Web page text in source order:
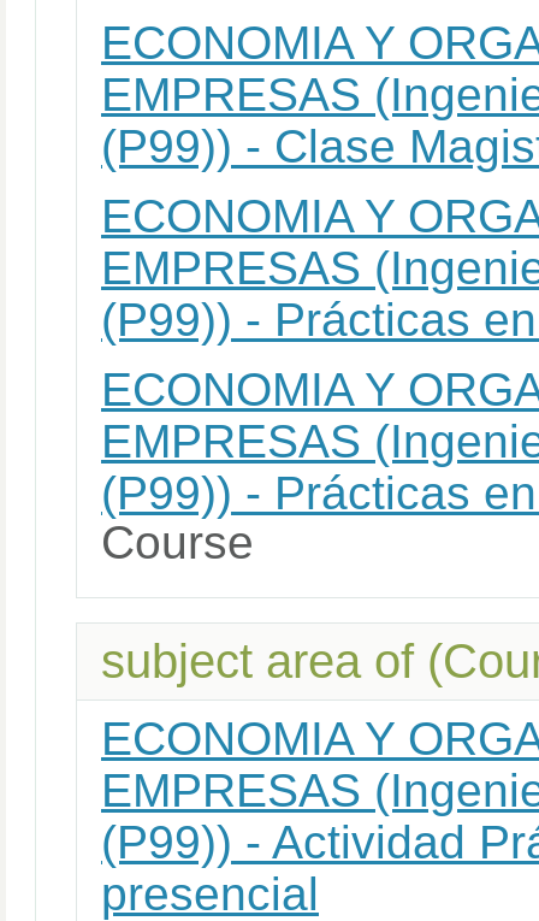
ECONOMIA Y
EMPRESAS
(P99)) - Clase
ECONOMIA Y
EMPRESAS
(P99)) - Prácticas
ECONOMIA Y
EMPRESAS
(P99)) - Prácticas
Course
subject area of
ECONOMIA Y
EMPRESAS
(P99)) - Actividad
presencial